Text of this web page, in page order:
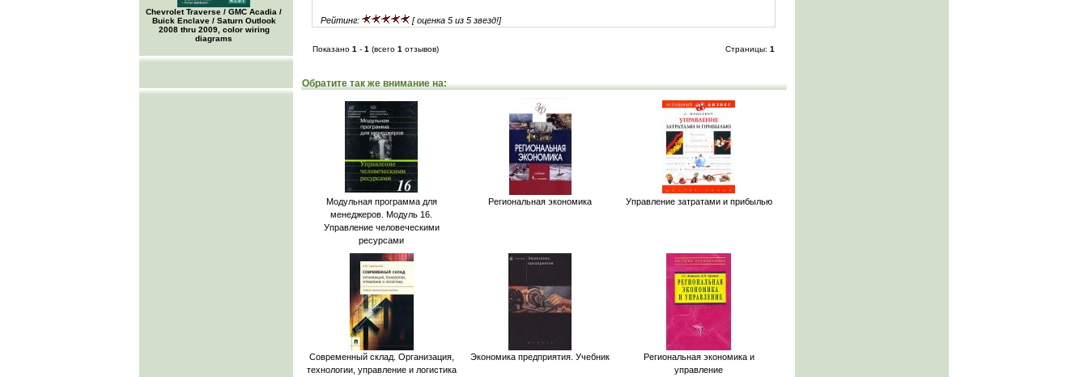
Chevrolet Traverse / GMC Acadia /
Buick Enclave / Saturn Outlook
2008 thru 2009, color wiring
diagrams
Рейтинг: [ оценка 5 из 5 звезд!]
Показано 1 - 1 (всего 1 отзывов) Страницы: 1
Обратите так же внимание на:
Модульная программа для
менеджеров. Модуль 16.
Управление человеческими
ресурсами
Региональная экономика Управление затратами и прибылью
Современный склад. Организация,
технологии, управление и логистика
Экономика предприятия. Учебник
Региональная экономика и
управление